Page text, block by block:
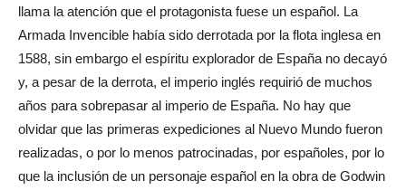
llama la atención que el protagonista fuese un español. La
Armada Invencible había sido derrotada por la flota inglesa en
1588, sin embargo el espíritu explorador de España no decayó
y, a pesar de la derrota, el imperio inglés requirió de muchos
años para sobrepasar al imperio de España. No hay que
olvidar que las primeras expediciones al Nuevo Mundo fueron
realizadas, o por lo menos patrocinadas, por españoles, por lo
que la inclusión de un personaje español en la obra de Godwin